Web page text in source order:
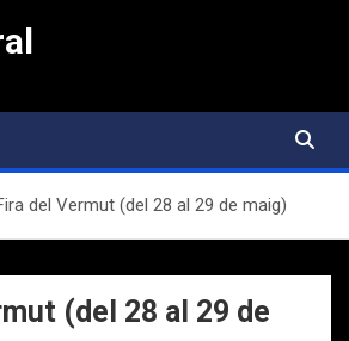
del Vermut (del 28 al 29 de maig)
(del 28 al 29 de